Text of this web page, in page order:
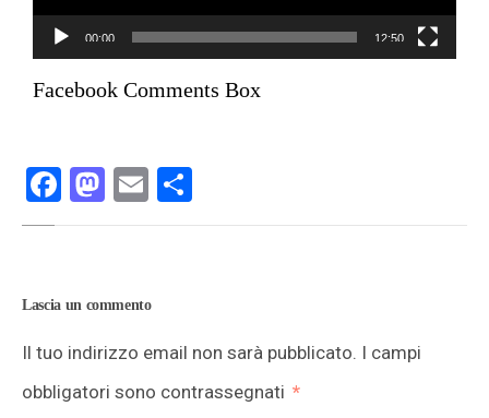
00:00 12:50
Facebook Comments Box
Facebook
Mastodon
Email
Lascia un commento
Il tuo indirizzo email non sarà pubblicato. I campi
obbligatori sono contrassegnati *